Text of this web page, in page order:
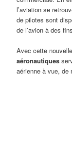
l’aviation se
de pilotes sont
de l’avion à des
Avec cette
aéronautiques
aérienne à vue, de